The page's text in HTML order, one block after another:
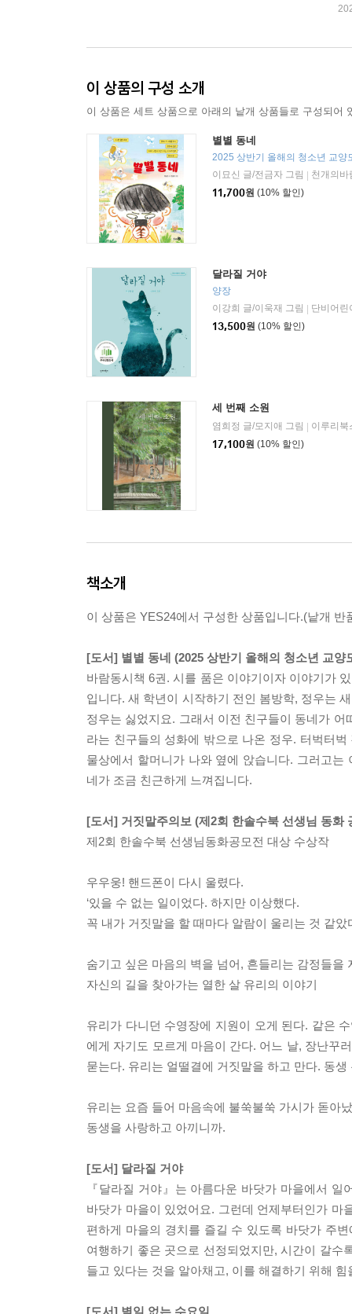
이 상품의 구성 소개
이 상품은 세트 상품으로 아래의 낱개 상품들로 구성되어
별별 동네
이묘신 글/전금자 그림
천개의바
11,700원 (10% 할인)
달라질 거야
양장
이강희 글/이욱재 그림
단비어린
13,500원 (10% 할인)
세 번째 소원
염희정 글/모지애 그림
이루리북
17,100원 (10% 할인)
책소개
이 상품은 YES24에서 구성한 상품입니다.(낱개 반
[도서] 별별 동네 (2025 상반기 올해의 청소년 교양
바람동시책 6권. 시를 품은 이야기이자 이야기가
입니다. 새 학년이 시작하기 전인 봄방학, 정우는
정우는 싫었지요. 그래서 이전 친구들이 동네가
라는 친구들의 성화에 밖으로 나온 정우. 터벅터
물상에서 할머니가 나와 옆에 앉습니다. 그러고
네가 조금 친근하게 느껴집니다.
[도서] 거짓말주의보 (제2회 한솔수북 선생님 동화
제2회 한솔수북 선생님동화공모전 대상 수상작
우우웅! 핸드폰이 다시 울렸다.
‘있을 수 없는 일이었다. 하지만 이상했다.
꼭 내가 거짓말을 할 때마다 알람이 울리는 것 같았
숨기고 싶은 마음의 벽을 넘어, 흔들리는 감정들을
자신의 길을 찾아가는 열한 살 유리의 이야기
유리가 다니던 수영장에 지원이 오게 된다. 같은
에게 자기도 모르게 마음이 간다. 어느 날, 장난꾸
묻는다. 유리는 얼떨결에 거짓말을 하고 만다. 동
유리는 요즘 들어 마음속에 불쑥불쑥 가시가 돋아
동생을 사랑하고 아끼니까.
[도서] 달라질 거야
『달라질 거야』는 아름다운 바닷가 마을에서
바닷가 마을이 있었어요. 그런데 언제부터인가
편하게 마을의 경치를 즐길 수 있도록 바닷가 주
여행하기 좋은 곳으로 선정되었지만, 시간이 갈
들고 있다는 것을 알아채고, 이를 해결하기 위해
[도서] 별일 없는 수요일